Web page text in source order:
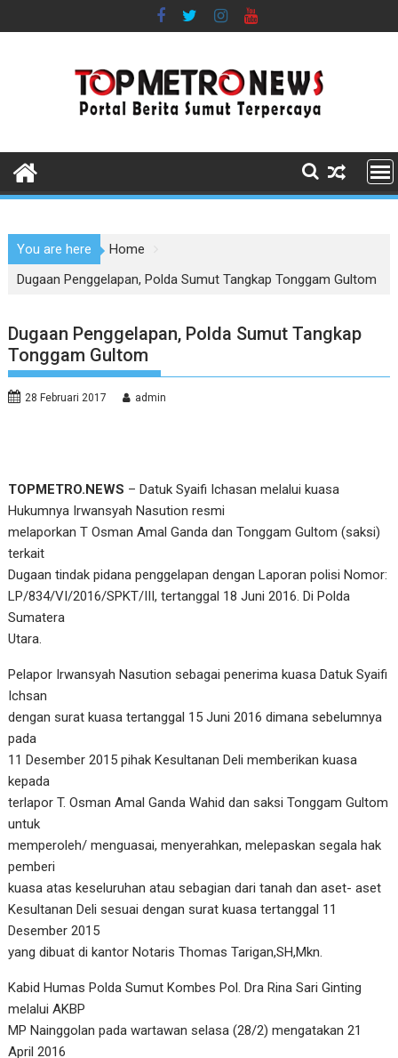
to
You are here
Home
Dugaan Penggelapan, Polda Sumut Tangkap Tonggam Gultom
Dugaan Penggelapan, Polda Sumut Tangkap
Tonggam Gultom
28 Februari 2017 admin
TOPMETRO.NEWS – Datuk Syaifi Ichasan melalui kuasa
Hukumnya Irwansyah Nasution resmi
melaporkan T Osman Amal Ganda dan Tonggam Gultom (saksi)
terkait
Dugaan tindak pidana penggelapan dengan Laporan polisi Nomor:
LP/834/VI/2016/SPKT/III, tertanggal 18 Juni 2016. Di Polda
Sumatera
Utara.
Pelapor Irwansyah Nasution sebagai penerima kuasa Datuk Syaifi
Ichsan
dengan surat kuasa tertanggal 15 Juni 2016 dimana sebelumnya
pada
11 Desember 2015 pihak Kesultanan Deli memberikan kuasa
kepada
terlapor T. Osman Amal Ganda Wahid dan saksi Tonggam Gultom
untuk
memperoleh/ menguasai, menyerahkan, melepaskan segala hak
pemberi
kuasa atas keseluruhan atau sebagian dari tanah dan aset- aset
Kesultanan Deli sesuai dengan surat kuasa tertanggal 11
Desember 2015
yang dibuat di kantor Notaris Thomas Tarigan,SH,Mkn.
Kabid Humas Polda Sumut Kombes Pol. Dra Rina Sari Ginting
melalui AKBP
MP Nainggolan pada wartawan selasa (28/2) mengatakan 21
April 2016